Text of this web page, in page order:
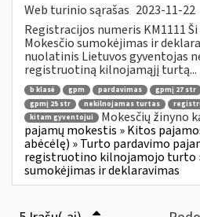
Web turinio sąrašas 2023-11-22
Registracijos numeris KM1111
Mokesčio sumokėjimas ir
nuolatinis Lietuvos gyventojas
registruotiną kilnojamąjį turtą...
b klasė gpm pardavimas gpmį 27 str
gpmį 25 str
nekilnojamas turtas
kitam gyventojui
Mokesčių žinyno
pajamų mokestis » Kitos
abėcėlę) » Turto pardavimo
registruotino kilnojamojo turto
sumokėjimas ir deklaravimas